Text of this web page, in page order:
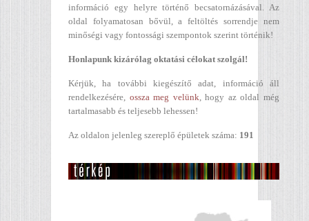
információ egy helyre történő becsatornázásával. Az
oldal folyamatosan bővül, a feltöltés sorrendje nem
minőségi vagy fontossági szempontok szerint történik!
Honlapunk kizárólag oktatási célokat szolgál!
Kérjük, ha további kiegészítő adat, információ áll
rendelkezésére, ossza meg velünk, hogy az oldal még
tartalmasabb és teljesebb lehessen!
Az oldalon jelenleg szereplő épületek száma: 191